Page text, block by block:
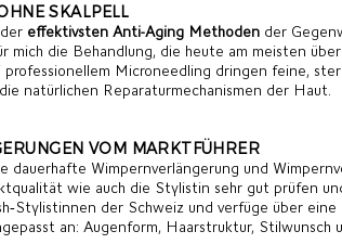
SKALPELL
effektivsten Anti-Aging Methoden der
mich die Behandlung, die heute am meisten
professionellem Microneedling dringen feine,
natürlichen Reparaturmechanismen der Haut.
VOM MARKTFÜHRER
dauerhafte Wimpernverlängerung und
wie auch die Stylistin sehr gut prüfen
der Schweiz und verfüge über eine
an: Augenform, Haarstruktur, Stilwunsch